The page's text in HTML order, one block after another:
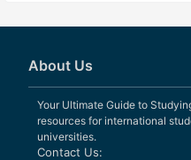
About Us
Your Ultimate Guide to
resources for international
universities.
Contact Us: